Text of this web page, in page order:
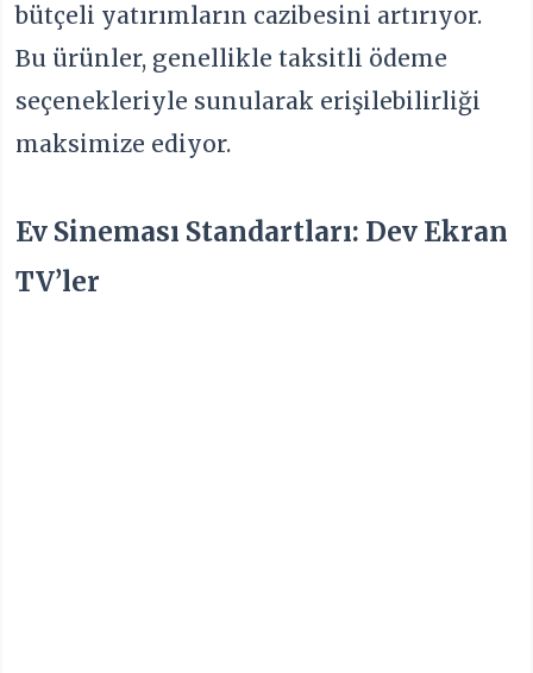
bütçeli yatırımların cazibesini artırıyor.
Bu ürünler, genellikle taksitli ödeme
seçenekleriyle sunularak erişilebilirliği
maksimize ediyor.
Ev Sineması Standartları: Dev Ekran
TV’ler